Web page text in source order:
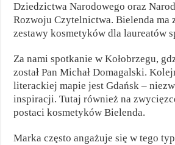
Dziedzictwa Narodowego oraz
Rozwoju Czytelnictwa. Bielenda ma
zestawy kosmetyków dla laureatów
Za nami spotkanie w Kołobrzegu,
został Pan Michał Domagalski.
literackiej mapie jest Gdańsk –
inspiracji. Tutaj również na
postaci kosmetyków Bielenda.
Marka często angażuje się w tego